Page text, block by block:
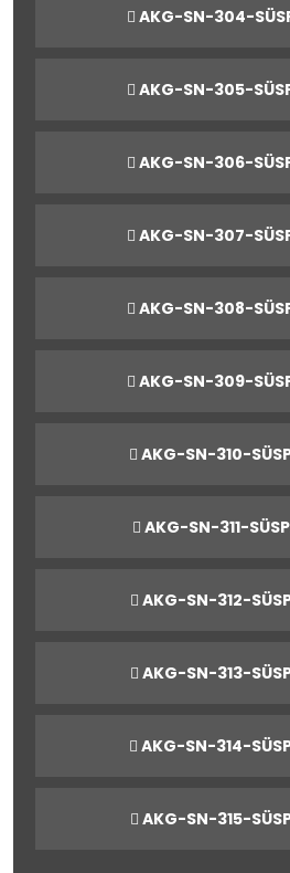
AKG-SN-304-
AKG-SN-305-
AKG-SN-306-
AKG-SN-307-
AKG-SN-308-
AKG-SN-309-
AKG-SN-310-
AKG-SN-311-
AKG-SN-312-
AKG-SN-313-
AKG-SN-314-
AKG-SN-315-